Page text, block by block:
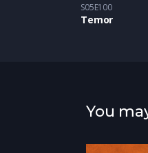
S05E100
Temor
You